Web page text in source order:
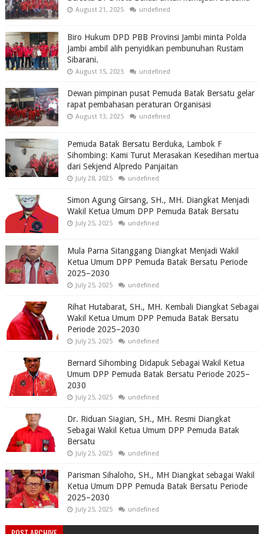
August 21, 2025 undefined
Biro Hukum DPD PBB Provinsi Jambi minta Polda
Jambi ambil alih penyidikan pembunuhan Rustam
Sibarani.
August 15, 2025 undefined
Dewan pimpinan pusat Pemuda Batak Bersatu gelar
rapat pembahasan peraturan Organisasi
August 13, 2025 undefined
Pemuda Batak Bersatu Berduka, Lambok F
Sihombing: Kami Turut Merasakan Kesedihan mertua
dari Sekjend Alpredo Panjaitan
July 28, 2025 undefined
Simon Agung Girsang, SH., MH. Diangkat Menjadi
Wakil Ketua Umum DPP Pemuda Batak Bersatu
July 25, 2025 undefined
Mula Parna Sitanggang Diangkat Menjadi Wakil
Ketua Umum DPP Pemuda Batak Bersatu Periode
2025–2030
July 25, 2025 undefined
Rihat Hutabarat, SH., MH. Kembali Diangkat Sebagai
Wakil Ketua Umum DPP Pemuda Batak Bersatu
Periode 2025–2030
July 25, 2025 undefined
Bernard Sihombing Didapuk Sebagai Wakil Ketua
Umum DPP Pemuda Batak Bersatu Periode 2025–
2030
July 25, 2025 undefined
Dr. Riduan Siagian, SH., MH. Resmi Diangkat
Sebagai Wakil Ketua Umum DPP Pemuda Batak
Bersatu
July 25, 2025 undefined
Parisman Sihaloho, SH., MH Diangkat sebagai Wakil
Ketua Umum DPP Pemuda Batak Bersatu Periode
2025–2030
July 25, 2025 undefined